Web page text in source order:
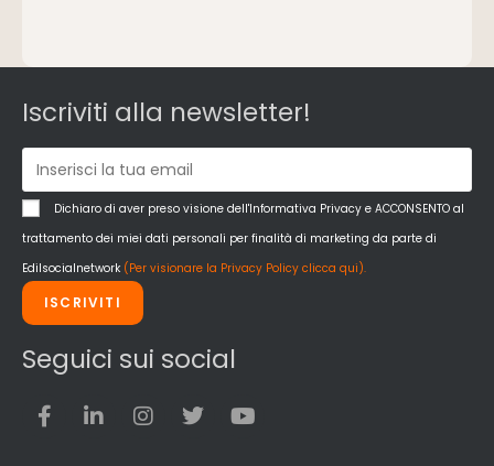
Materiali da costruzione
Pannelli
Pareti esterne e facciate
Pareti Interne
reti
Reti di adduzione gas
Sicurezza e dpi
Siderurgia
Strumenti di rilievo e misurazione
Strutture
Superfici
Teli
Veicoli multiuso
Iscriviti alla newsletter!
Dichiaro di aver preso visione dell'Informativa Privacy e ACCONSENTO al
trattamento dei miei dati personali per finalità di marketing da parte di
Edilsocialnetwork (Per visionare la Privacy Policy clicca qui).
ISCRIVITI
Seguici sui social